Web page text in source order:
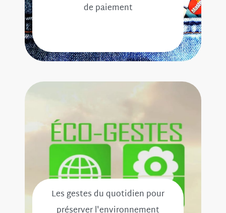
de paiement
Les gestes du quotidien pour